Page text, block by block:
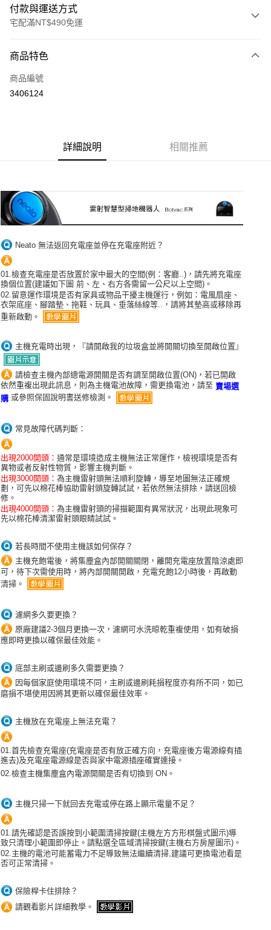
付款與運送方式
宅配滿NT$490免運
信用卡一次付款
信用卡分期付款
全盈+PAY
AFTEE先享後付
【關於「AFTEE先享後付」】
便利好安心！
１．簡單：不需註冊會員、不需綁卡、不需儲值。
２．便利：只要手機號碼，簡訊認證，即可結帳。
３．安心：先確認商品／服務後，再付款。
【「AFTEE先享後付」結帳流程】
結帳頁面，進行簡訊認證並確認金額後，即可完成結帳。
２．訂單成立數日內，您將收到繳費通知簡訊。
３．收到繳費通知簡訊後14天內，點擊此簡訊中的連結，可透過四大超商／
ATM／網路銀行／等多元方式進行付款，方視為交易完成。
※ 請注意：結帳手續完成當下不需立刻繳費，但若您需要取消訂單，請聯絡
購買商品的店家。未經商家同意取消之訂單仍視為有效，需透過AFTEE先享
※ 交易是否成功請以「AFTEE先享後付 」之結帳頁面顯示為準，若有關於
是否繳費成功／繳費後需取消欲退款等相關疑問，請聯繫「AFTEE先享後付
【注意事項】
１．透過由恩沛科技股份有限公司提供之「AFTEE先享後付」服務完成之交
易，需依本服務之必要範圍內提供個人資料，並將交易相關給付款項請求債
２．關於個人資料處理事宜，請瀏覽以下網址：
https://aftee.tw/terms/#terms3
「AFTEE先享後付」，若未經同意申辦者引起之損失，本公司不負相關責
４．使用「AFTEE先享後付」時，將依據個別帳號之用戶狀況，依本公司即
時審查核予不同之上限額度；若仍有額度不足之情形，本公司將視審查結果
請求用戶進行身份認證。
ATM付款
運送方式
宅配
每筆NT$100，滿NT$490(含以上)免運費
黑貓
每筆NT$200
商品特色
商品編號
3406124
詳細說明 相關推薦
Neato 無法返回充電座並停在充電座附近？
01.檢查充電座是否放置於家中最大的空間(例：客廳..)，請先將充電座
換個位置(建議如下圖 前、左、右方各需留一公尺以上空間)。
02.留意運作環境是否有家具或物品干擾主機運行，例如：電風扇座、
衣架底座、腳踏墊、拖鞋、玩具、垂落絲線等..，請將其墊高或移除再
重新啟動。
主機充電時出現，『請開啟我的垃圾盒並將開關切換至開啟位置』
請檢查主機內部總電源開關是否有調至開啟位置(ON)，若已開啟
依然重複出現此訊息，則為主機電池故障，需更換電池，請至 賣場選
購 或參照保固說明書送修檢測。
常見故障代碼判斷：
出現2000開頭： 通常是環境造成主機無法正常運作，檢視環境是否有
異物或者反射性物質，影響主機判斷。
出現3000開頭： 為主機雷射頭無法順利旋轉，導至地圖無法正確規
劃，可先以棉花棒協助雷射頭旋轉試試，若依然無法排除，請送回檢
修。
出現4000開頭： 為主機雷射頭的掃描範圍有異常狀況，出現此現象可
先以棉花棒清潔雷射頭眼睛試試。
若長時間不使用主機該如何保存？
主機充飽電後，將集塵盒內部開關關閉，離開充電座放置陰涼處即
可，待下次需使用時，將內部開關開啟，充電充飽12小時後，再啟動
清掃。
濾網多久要更換？
原廠建議2-3個月更換一次，濾網可水洗晾乾重複使用，如有破損
應即時更換以確保最佳效能。
底部主刷或邊刷多久需要更換？
因每個家庭使用環境不同，主刷或邊刷耗損程度亦有所不同，如已
磨損不堪使用因將其更新以確保最佳效率。
主機放在充電座上無法充電？
01.首先檢查充電座(充電座是否有放正確方向，充電座後方電源線有插
進去)及充電座電源線是否與家中電源插座確實連接。
02.檢查主機集塵盒內電源開關是否有切換到 ON。
主機只掃一下就回去充電或停在路上顯示電量不足？
01.請先確認是否誤按到小範圍清掃按鍵(主機左方方形棋盤式圖示)導
致只清理小範圍即停止。請點選全區域清掃按鍵(主機右方房屋圖示)。
02.主機的電池可能蓄電力不足導致無法繼續清掃,建議可更換電池看是
否可正常清掃。
保險桿卡住排除？
請觀看影片詳細教學。